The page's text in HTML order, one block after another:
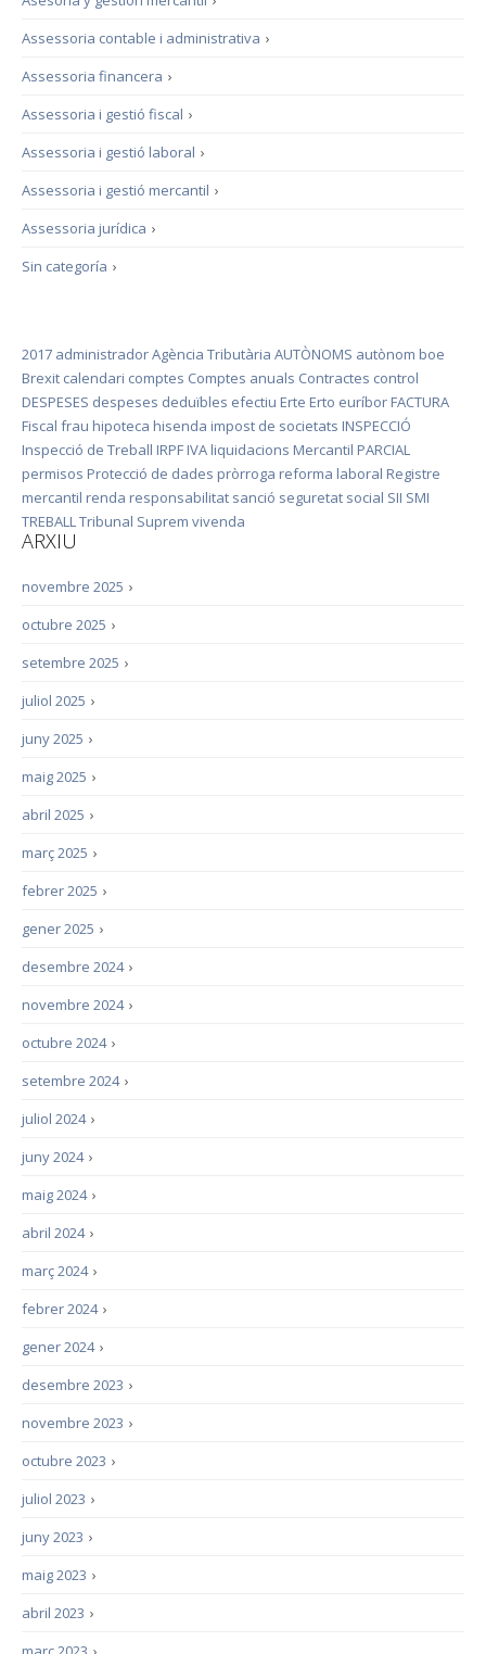
›
Assessoria contable i administrativa
›
Assessoria financera
›
Assessoria i gestió fiscal
›
Assessoria i gestió laboral
›
Assessoria i gestió mercantil
›
Assessoria jurídica
›
Sin categoría
2017 administradorAgència Tributària AUTÒNOMS autònom boe
Brexit calendari comptes Comptes anuals Contractes control
DESPESES despeses deduïbles efectiu Erte Erto euríbor FACTURA
Fiscal frau hipoteca hisenda impost de societats INSPECCIÓ
Inspecció de Treball IRPF IVA liquidacions Mercantil PARCIAL
permisos Protecció de dades pròrroga reforma laboral Registre
mercantil renda responsabilitat sanció seguretat social SII SMI
TREBALLTribunal Suprem vivenda
ARXIU
›
novembre 2025
›
octubre 2025
›
setembre 2025
›
juliol 2025
›
juny 2025
›
maig 2025
›
abril 2025
›
març 2025
›
febrer 2025
›
gener 2025
›
desembre 2024
›
novembre 2024
›
octubre 2024
›
setembre 2024
›
juliol 2024
›
juny 2024
›
maig 2024
›
abril 2024
›
març 2024
›
febrer 2024
›
gener 2024
›
desembre 2023
›
novembre 2023
›
octubre 2023
›
juliol 2023
›
juny 2023
›
maig 2023
›
abril 2023